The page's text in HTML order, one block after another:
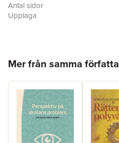
Antal sidor
Upplaga
Mer från samma